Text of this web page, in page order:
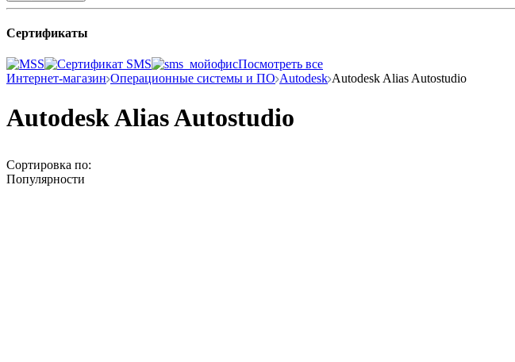
Сертификаты
Посмотреть все
Интернет-магазин Операционные системы и ПО Autodesk Autodesk Alias Autostudio
Autodesk Alias Autostudio
Сортировка по:
Популярности